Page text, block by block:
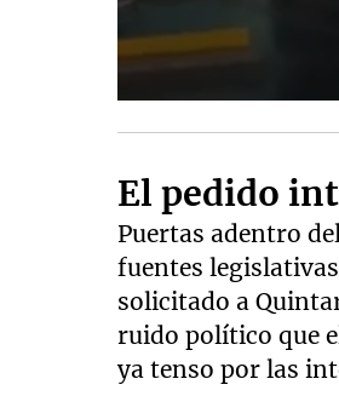
El pedido
Puertas adentro
fuentes
solicitado a
ruido político que
ya tenso por las